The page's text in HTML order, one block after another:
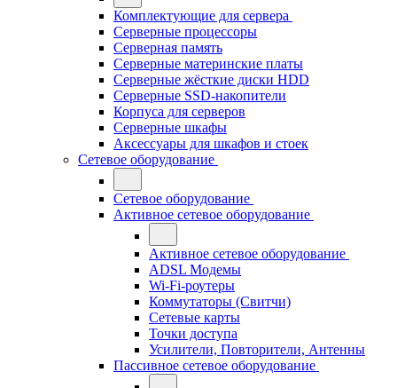
Комплектующие для сервера
Серверные процессоры
Серверная память
Серверные материнские платы
Серверные жёсткие диски HDD
Серверные SSD-накопители
Корпуса для серверов
Серверные шкафы
Аксессуары для шкафов и стоек
Сетевое оборудование
Сетевое оборудование
Активное сетевое оборудование
Активное сетевое оборудование
ADSL Модемы
Wi-Fi-роутеры
Коммутаторы (Свитчи)
Сетевые карты
Точки доступа
Усилители, Повторители, Антенны
Пассивное сетевое оборудование